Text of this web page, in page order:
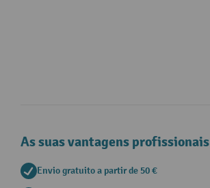
As suas vantagens profissionais
Envio gratuito a partir de 50 €